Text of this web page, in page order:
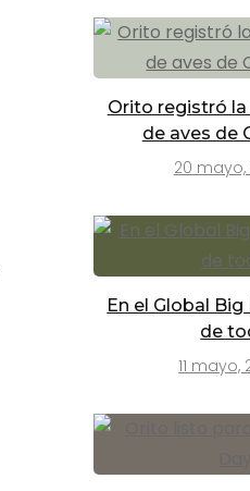
Orito registró
de aves de
20 mayo,
En el Global
de
11 mayo,